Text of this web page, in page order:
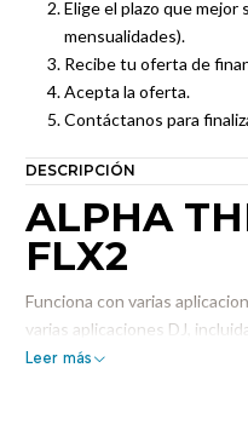
Elige el plazo que mejor
mensualidades).
Recibe tu oferta de
Acepta la oferta.
Contáctanos para
DESCRIPCIÓN
ALPHA
FLX2
Funciona con varias
varias aplicaciones DJ,
populares entre principiantes
Leer más